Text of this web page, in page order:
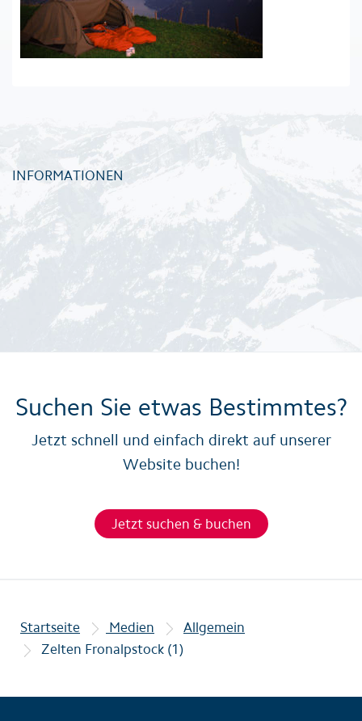
INFORMATIONEN
Suchen Sie etwas Bestimmtes?
Jetzt schnell und einfach direkt auf unserer
Website buchen!
Jetzt suchen & buchen
Startseite Medien
Allgemein
Zelten Fronalpstock (1)